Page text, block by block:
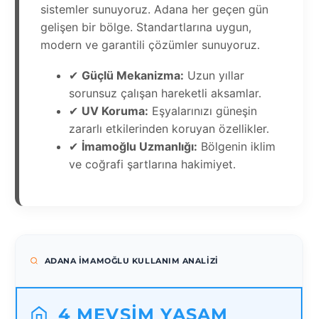
sistemler sunuyoruz. Adana her geçen gün
gelişen bir bölge. Standartlarına uygun,
modern ve garantili çözümler sunuyoruz.
✔ Güçlü Mekanizma: Uzun yıllar
sorunsuz çalışan hareketli aksamlar.
✔ UV Koruma: Eşyalarınızı güneşin
zararlı etkilerinden koruyan özellikler.
✔ İmamoğlu Uzmanlığı: Bölgenin iklim
ve coğrafi şartlarına hakimiyet.
ADANA İMAMOĞLU KULLANIM ANALIZI
4 MEVSIM YAŞAM